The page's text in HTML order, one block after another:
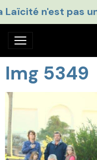
Laïcité n'est pas
Img 5349